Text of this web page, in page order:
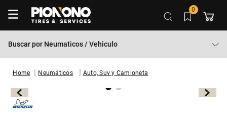
0
Buscar por Neumaticos / Vehiculo
Neumáticos Auto, Suv y Camioneta